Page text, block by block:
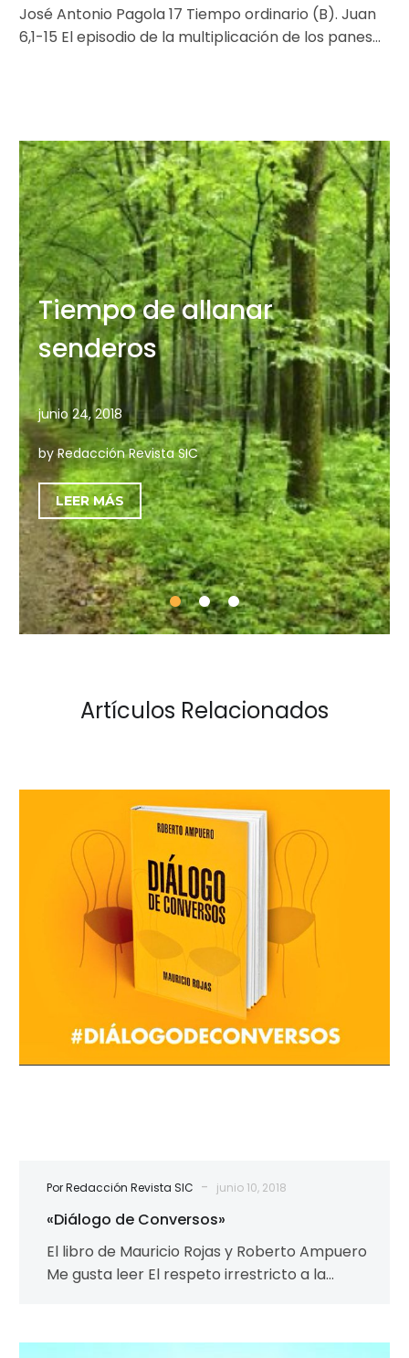
José Antonio Pagola 17 Tiempo ordinario (B). Juan
6,1-15 El episodio de la multiplicación de los panes
Tiempo de allanar
senderos
junio 24, 2018
by Redacción Revista SIC
LEER MÁS
Artículos Relacionados
de
Conversos»
Por Redacción Revista SIC - junio 10, 2018
«Diálogo de Conversos»
El libro de Mauricio Rojas y Roberto Ampuero
Me gusta leer El respeto irrestricto a la